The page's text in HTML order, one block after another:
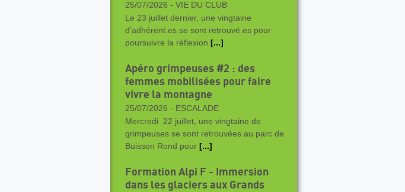
25/07/2026 - VIE DU CLUB
Le 23 juillet dernier, une vingtaine
d’adhérent.es se sont retrouvé.es pour
poursuivre la réflexion [...]
Apéro grimpeuses #2 : des
femmes mobilisées pour faire
vivre la montagne
25/07/2026 - ESCALADE
Mercredi 22 juillet, une vingtaine de
grimpeuses se sont retrouvées au parc de
Buisson Rond pour [...]
Formation Alpi F - Immersion
dans les glaciers aux Grands